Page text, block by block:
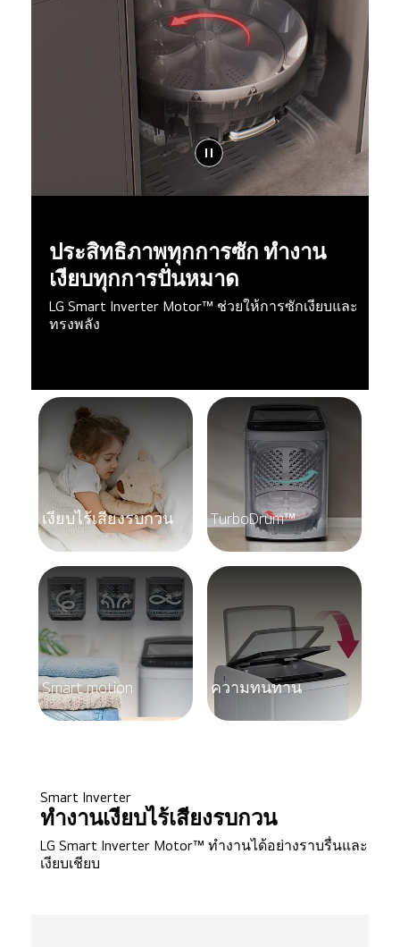
ประสิทธิภาพทุกการซัก ทำงาน
เงียบทุกการปั่นหมาด
LG Smart Inverter Motor™ ช่วยให้การซักเงียบและ
ทรงพลัง
เงียบไร้เสียงรบกวน TurboDrum™
Smart motion ความทนทาน
Smart Inverter
ทำงานเงียบไร้เสียงรบกวน
LG Smart Inverter Motor™ ทำงานได้อย่างราบรื่นและ
เงียบเชียบ